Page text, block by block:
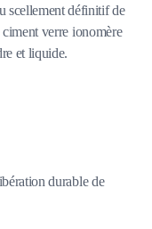
scellement définitif de
ciment verre ionomère
et liquide.
durable de